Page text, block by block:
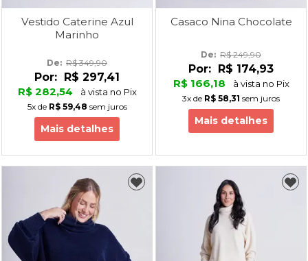
Vestido Caterine Azul
Marinho
De: R$ 349,90
Por: R$ 297,41
R$ 282,54
à vista no Pix
5xde R$ 59,48 sem juros
Mais detalhes
Casaco Nina Chocolate
De: R$ 249,90
Por: R$ 174,93
R$ 166,18
à vista no Pix
3x de R$ 58,31 sem juros
Mais detalhes